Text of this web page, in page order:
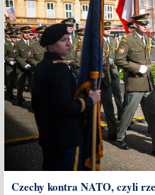
Czechy kontra NATO, czyli